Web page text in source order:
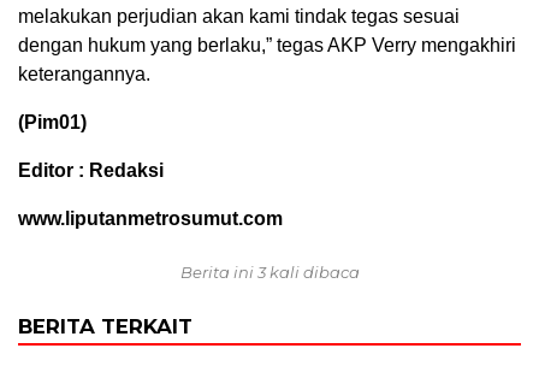
melakukan perjudian akan kami tindak tegas sesuai
dengan hukum yang berlaku,” tegas AKP Verry mengakhiri
keterangannya.
(Pim01)
Editor : Redaksi
www.liputanmetrosumut.com
Berita ini 3 kali dibaca
BERITA TERKAIT